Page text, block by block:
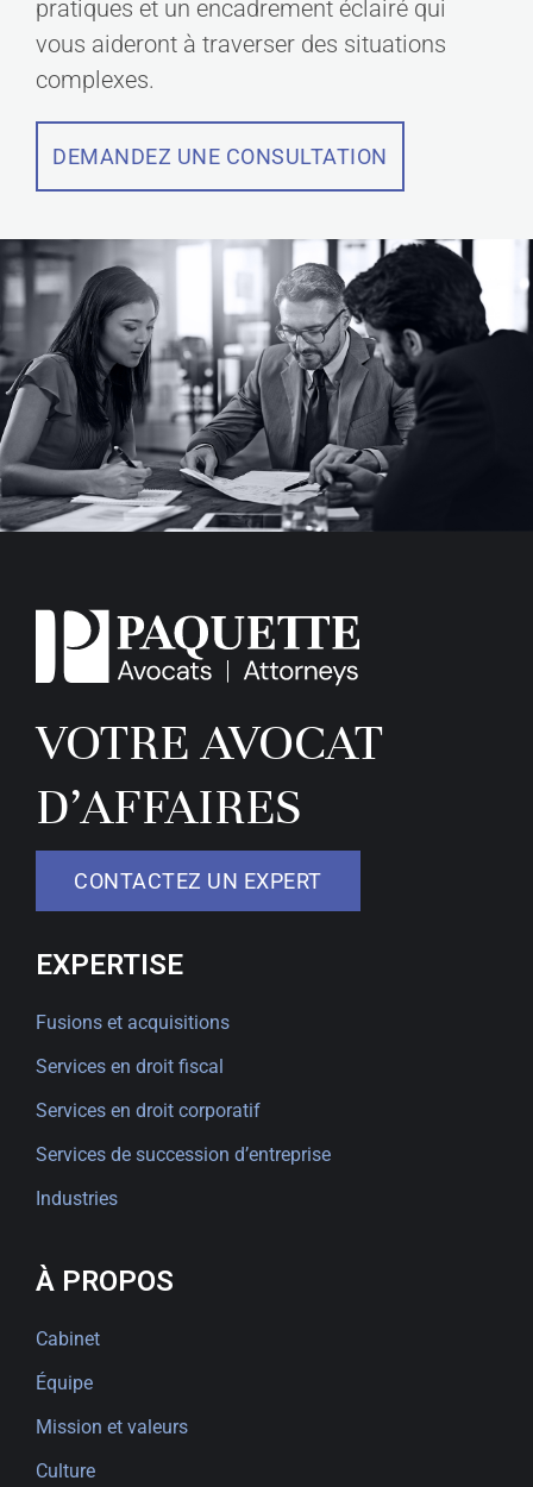
pratiques et un encadrement éclairé qui
vous aideront à traverser des situations
complexes.
DEMANDEZ UNE CONSULTATION
VOTRE AVOCAT
D’AFFAIRES
CONTACTEZ UN EXPERT
EXPERTISE
Fusions et acquisitions
Services en droit fiscal
Services en droit corporatif
Services de succession d’entreprise
Industries
À PROPOS
Cabinet
Équipe
Mission et valeurs
Culture